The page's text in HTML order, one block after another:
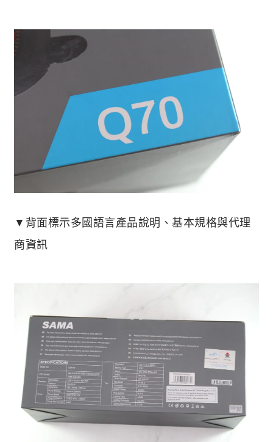
▼背面標示多國語言產品說明、基本規格與代理
商資訊